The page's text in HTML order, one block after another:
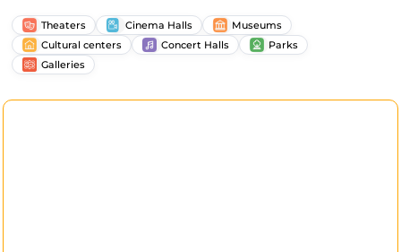
Theaters Cinema Halls
Museums
Cultural centers
Concert Halls
Parks
Galleries